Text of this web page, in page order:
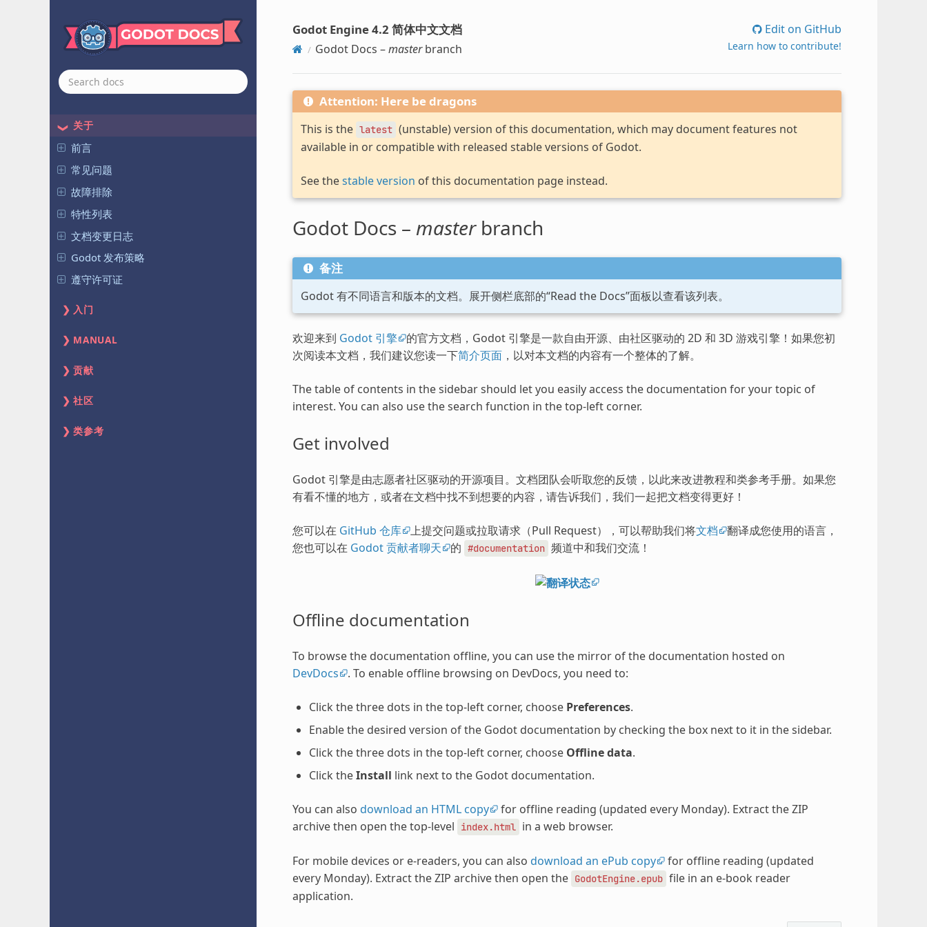
关于
前言
常见问题
故障排除
特性列表
文档变更日志
Godot 发布策略
遵守许可证
入门
MANUAL
贡献
社区
类参考
Godot Engine 4.2 简体中文文档
Godot Docs –masterbranch
Edit on GitHub
Learn how to contribute!
Attention: Here be dragons
This is the latest (unstable) version of this documentation, which may document features not
available in or compatible with released stable versions of Godot.
See thestable version of this documentation page instead.
Godot Docs – masterbranch
备注
Godot 有不同语言和版本的文档。展开侧栏底部的“Read the Docs”面板以查看该列表。
欢迎来到 Godot 引擎 的官方文档，Godot 引擎是一款自由开源、由社区驱动的 2D 和 3D 游戏引擎！如果您初
次阅读本文档，我们建议您读一下简介页面，以对本文档的内容有一个整体的了解。
The table of contents in the sidebar should let you easily access the documentation for your topic of
interest. You can also use the search function in the top-left corner.
Get involved
Godot 引擎是由志愿者社区驱动的开源项目。文档团队会听取您的反馈，以此来改进教程和类参考手册。如果您
有看不懂的地方，或者在文档中找不到想要的内容，请告诉我们，我们一起把文档变得更好！
您可以在 GitHub 仓库 上提交问题或拉取请求（Pull Request），可以帮助我们将文档
翻译成您使用的语言，
您也可以在 Godot 贡献者聊天 的 #documentation 频道中和我们交流！
Offline documentation
To browse the documentation offline, you can use the mirror of the documentation hosted on
DevDocs
. To enable offline browsing on DevDocs, you need to:
Click the three dots in the top-left corner, choose Preferences.
Enable the desired version of the Godot documentation by checking the box next to it in the sidebar.
Click the three dots in the top-left corner, choose Offline data.
Click theInstall link next to the Godot documentation.
You can also download an HTML copy for offline reading (updated every Monday). Extract the ZIP
archive then open the top-level
index.html in a web browser.
For mobile devices or e-readers, you can also download an ePub copy for offline reading (updated
every Monday). Extract the ZIP archive then open the GodotEngine.epub file in an e-book reader
application.